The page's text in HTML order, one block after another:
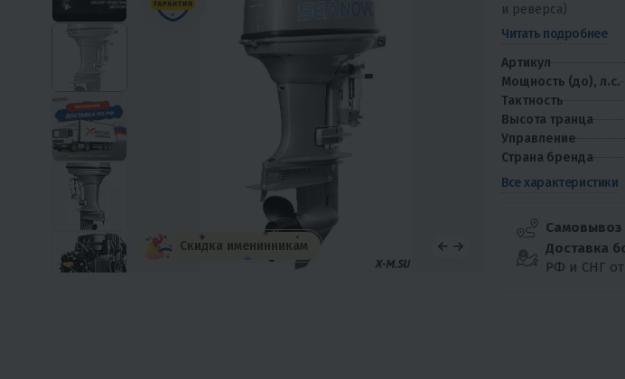
Скидка именинникам
и реверса)
Читать подробнее
Артикул
Мощность (до), л.с.
Тактность
Высота транца
Управление
Страна бренда
Все характеристики
Самовывоз
Доставка
РФ и СНГ